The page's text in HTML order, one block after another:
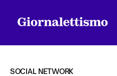
SOCIAL NETWORK